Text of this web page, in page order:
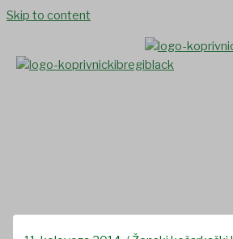
Skip to content